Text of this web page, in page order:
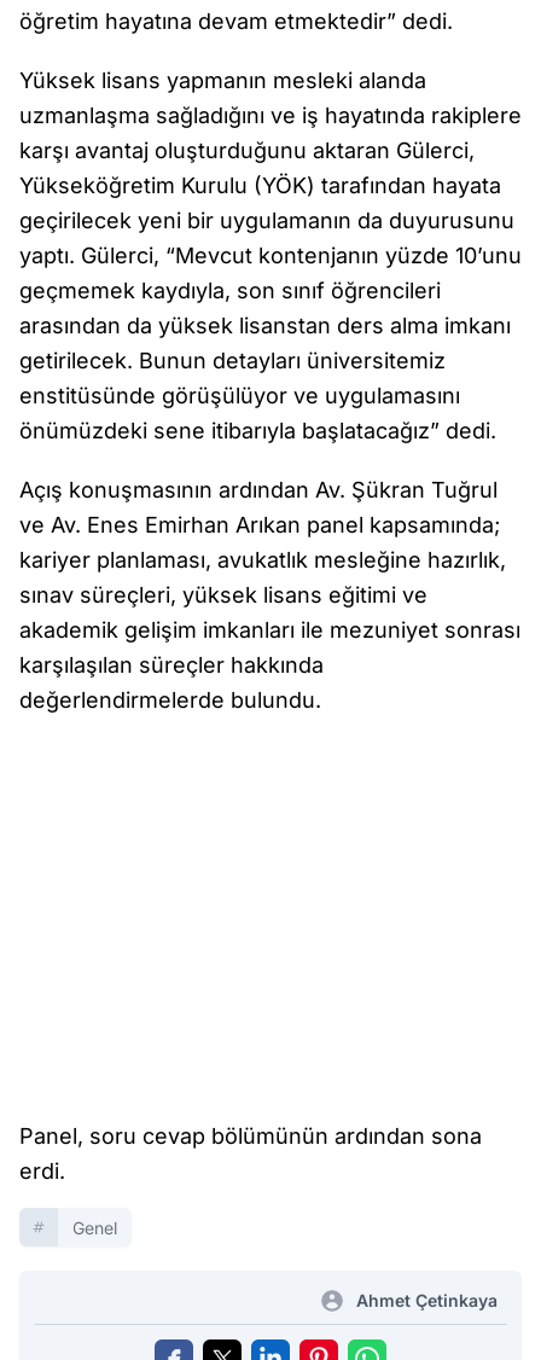
öğretim hayatına devam etmektedir” dedi.
Yüksek lisans yapmanın mesleki alanda
uzmanlaşma sağladığını ve iş hayatında rakiplere
karşı avantaj oluşturduğunu aktaran Gülerci,
Yükseköğretim Kurulu (YÖK) tarafından hayata
geçirilecek yeni bir uygulamanın da duyurusunu
yaptı. Gülerci, “Mevcut kontenjanın yüzde 10’unu
geçmemek kaydıyla, son sınıf öğrencileri
arasından da yüksek lisanstan ders alma imkanı
getirilecek. Bunun detayları üniversitemiz
enstitüsünde görüşülüyor ve uygulamasını
önümüzdeki sene itibarıyla başlatacağız” dedi.
Açış konuşmasının ardından Av. Şükran Tuğrul
ve Av. Enes Emirhan Arıkan panel kapsamında;
kariyer planlaması, avukatlık mesleğine hazırlık,
sınav süreçleri, yüksek lisans eğitimi ve
akademik gelişim imkanları ile mezuniyet sonrası
karşılaşılan süreçler hakkında
değerlendirmelerde bulundu.
Panel, soru cevap bölümünün ardından sona
erdi.
Genel
Ahmet Çetinkaya